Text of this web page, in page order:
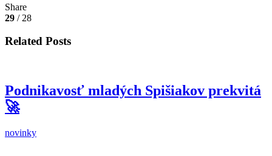
Share
29 / 28
Related Posts
Podnikavosť mladých Spišiakov prekvitá
🚀
novinky